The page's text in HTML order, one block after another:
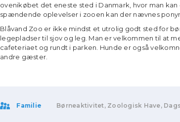
ovenikøbet det eneste sted i Danmark, hvor man
spændende oplevelser i zooen kan der nævnes
Blåvand Zoo er ikke mindst et utrolig godt sted for
legepladser til sjov og leg. Man er velkommen til at
cafeteriaet og rundt i parken. Hunde er også
andre gæster.
Familie Børneaktivitet, Zoologisk Have,